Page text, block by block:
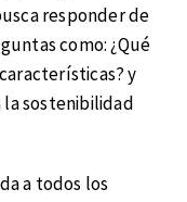
responder de
como: ¿Qué
y
sostenibilidad
a todos los